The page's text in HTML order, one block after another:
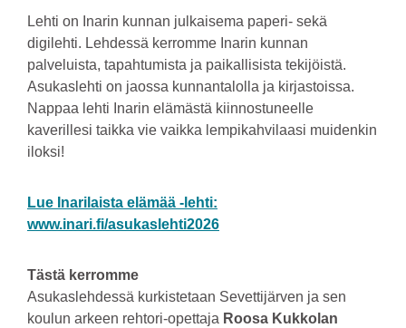
Lehti on Inarin kunnan julkaisema paperi- sekä
digilehti. Lehdessä kerromme Inarin kunnan
palveluista, tapahtumista ja paikallisista tekijöistä.
Asukaslehti on jaossa kunnantalolla ja kirjastoissa.
Nappaa lehti Inarin elämästä kiinnostuneelle
kaverillesi taikka vie vaikka lempikahvilaasi muidenkin
iloksi!
Lue Inarilaista elämää -lehti:
www.inari.fi/asukaslehti2026
Tästä kerromme
Asukaslehdessä kurkistetaan Sevettijärven ja sen
koulun arkeen rehtori-opettaja Roosa Kukkolan